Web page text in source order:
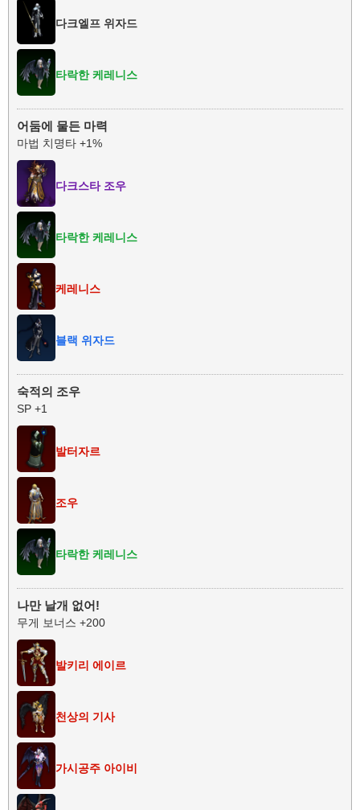
다크엘프 위자드
타락한 케레니스
어둠에 물든 마력
마법 치명타 +1%
다크스타 조우
타락한 케레니스
케레니스
블랙 위자드
숙적의 조우
SP +1
발터자르
조우
타락한 케레니스
나만 날개 없어!
무게 보너스 +200
발키리 에이르
천상의 기사
가시공주 아이비